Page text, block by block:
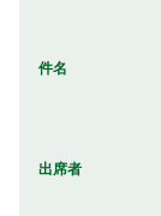
件名
出席者